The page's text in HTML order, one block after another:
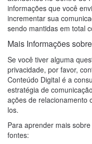
informações que você
incrementar sua
sendo mantidas em total
Mais Informações
Se você tiver alguma
privacidade, por favor,
Conteúdo Digital é a
estratégia de
ações de relacionamento
los.
Para aprender mais
fontes: